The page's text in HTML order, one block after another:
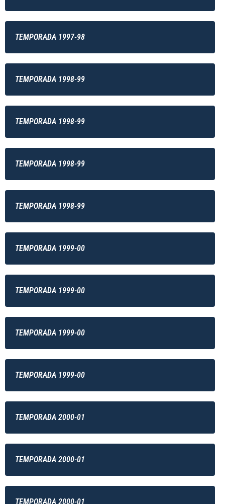
TEMPORADA 1997-98
TEMPORADA 1998-99
TEMPORADA 1998-99
TEMPORADA 1998-99
TEMPORADA 1998-99
TEMPORADA 1999-00
TEMPORADA 1999-00
TEMPORADA 1999-00
TEMPORADA 1999-00
TEMPORADA 2000-01
TEMPORADA 2000-01
TEMPORADA 2000-01